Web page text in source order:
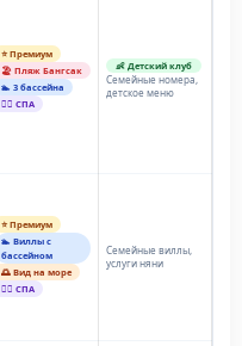
⭐ Премиум
🏖️ Пляж Бангсак
🏊 3 бассейна
💆‍♂️ СПА
👶 Детский клуб
Семейные номера,
детское меню
⭐ Премиум
🏊 Виллы с
бассейном
🌅 Вид на море
💆‍♂️ СПА
Семейные виллы,
услуги няни